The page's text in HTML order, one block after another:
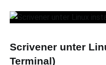
Scrivener unter
Terminal)